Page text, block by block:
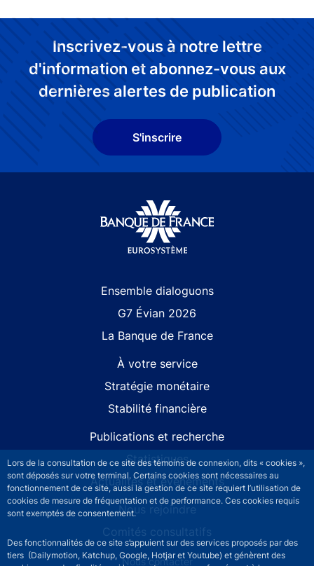
Lors de la consultation de ce site des témoins de connexion, dits « cookies »,
sont déposés sur votre terminal. Certains cookies sont nécessaires au
fonctionnement de ce site, aussi la gestion de ce site requiert l’utilisation de
cookies de mesure de fréquentation et de performance. Ces cookies requis
sont exemptés de consentement.
Des fonctionnalités de ce site s’appuient sur des services proposés par des
tiers (Dailymotion, Katchup, Google, Hotjar et Youtube) et génèrent des
Inscrivez-vous à notre lettre
d'information et abonnez-vous aux
dernières alertes de publication
S'inscrire
Ensemble dialoguons
G7 Évian 2026
La Banque de France
À votre service
Stratégie monétaire
Stabilité financière
Publications et recherche
Statistiques
Actualités et événements
Nous rejoindre
Comités consultatifs
Footer secondary menuNous contacter